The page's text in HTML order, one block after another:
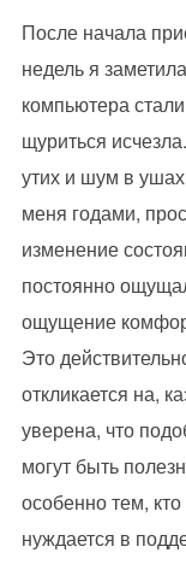
После начала
недель я
компьютера
щуриться
утих и шум в
меня годами,
изменение
постоянно
ощущение
Это
откликается на,
уверена, что
могут быть
особенно тем,
нуждается в